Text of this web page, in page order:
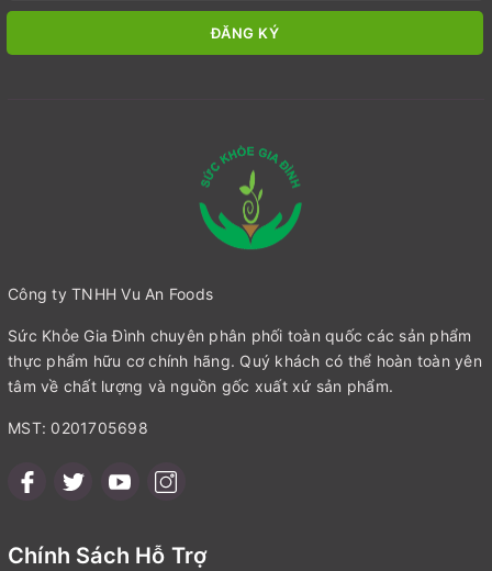
ĐĂNG KÝ
Công ty TNHH Vu An Foods
Sức Khỏe Gia Đình chuyên phân phối toàn quốc các sản phẩm
thực phẩm hữu cơ chính hãng. Quý khách có thể hoàn toàn yên
tâm về chất lượng và nguồn gốc xuất xứ sản phẩm.
MST: 0201705698
Chính Sách Hỗ Trợ